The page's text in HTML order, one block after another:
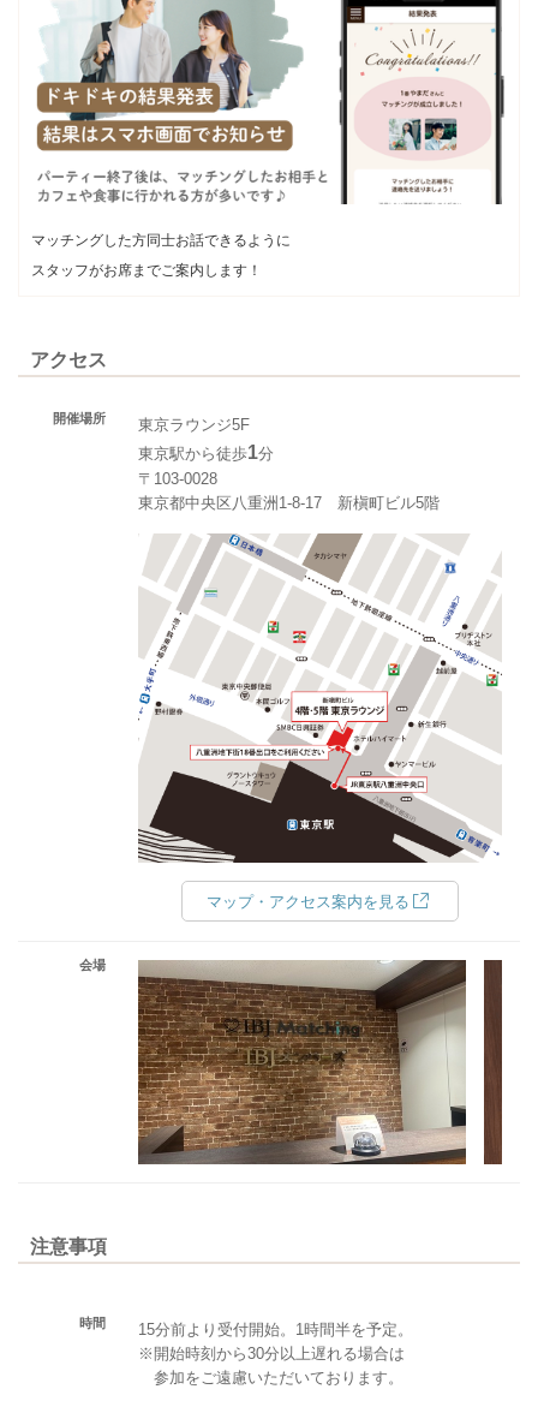
マッチングした方同士お話できるように
スタッフがお席までご案内します！
アクセス
開催場所
東京ラウンジ5F
東京駅から徒歩1分
〒103-0028
東京都中央区八重洲1-8-17 新槇町ビル5階
マップ・アクセス案内を見る
会場
注意事項
時間
15分前より受付開始。1時間半を予定。
※開始時刻から30分以上遅れる場合は
参加をご遠慮いただいております。